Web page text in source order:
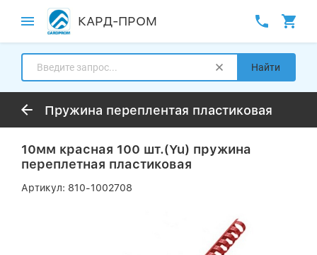
КАРД-ПРОМ
Найти
Пружина переплентая пластиковая
10мм красная 100 шт.(Yu) пружина
переплетная пластиковая
Артикул: 810-1002708